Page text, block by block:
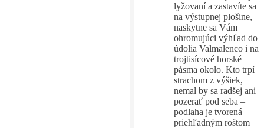
lyžovaní a zastavíte sa
na výstupnej plošine,
naskytne sa Vám
ohromujúci výhľad do
údolia Valmalenco i na
trojtisícové horské
pásma okolo. Kto trpí
strachom z výšiek,
nemal by sa radšej ani
pozerať pod seba –
podlaha je tvorená
priehľadným roštom